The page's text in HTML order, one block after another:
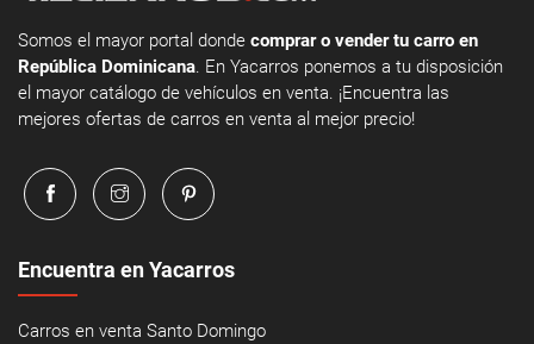
Somos el mayor portal donde comprar o vender tu carro en
República Dominicana. En Yacarros ponemos a tu disposición
el mayor catálogo de vehículos en venta. ¡Encuentra las
mejores ofertas de carros en venta al mejor precio!
Encuentra en Yacarros
Carros en venta Santo Domingo